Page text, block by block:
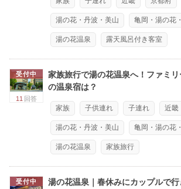
湯の花・丹波・美山 亀岡・湯の花
湯の花温泉 露天風呂付き客室
受付中
11 回答
家族旅行で湯の花温泉へ！ファミ
の温泉宿は？
家族 子供連れ 子連れ 近畿
湯の花・丹波・美山 亀岡・湯の花
湯の花温泉 家族旅行
受付中
湯の花温泉｜春休みにカップルで